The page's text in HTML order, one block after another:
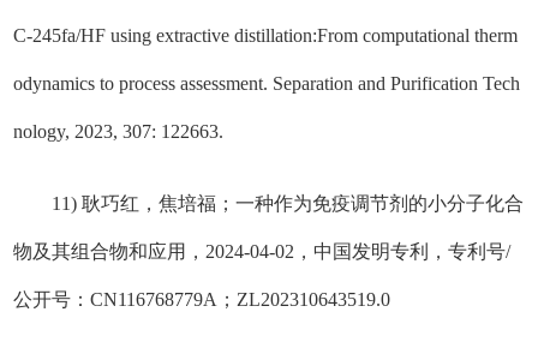
C-245fa/HF using extractive distillation:From computational therm
odynamics to process assessment. Separation and Purification Tech
nology, 2023, 307: 122663.
11) 耿巧红，焦培福；一种作为免疫调节剂的小分子化合
物及其组合物和应用，2024-04-02，中国发明专利，专利号/
公开号：CN116768779A；ZL202310643519.0